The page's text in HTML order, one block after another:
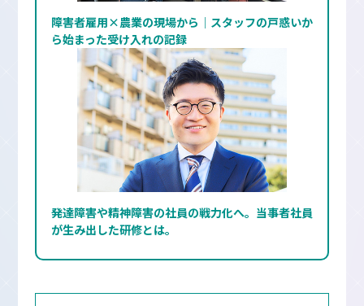
障害者雇用×農業の現場から｜スタッフの戸惑いか
ら始まった受け入れの記録
発達障害や精神障害の社員の戦力化へ。当事者社員
が生み出した研修とは。